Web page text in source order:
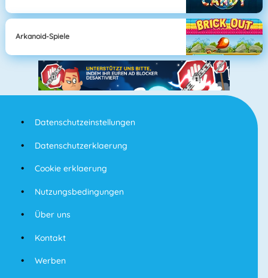
Arkanoid-Spiele
Datenschutzeinstellungen
Datenschutzerklaerung
Cookie erklaerung
Nutzungsbedingungen
Über uns
Kontakt
Werben